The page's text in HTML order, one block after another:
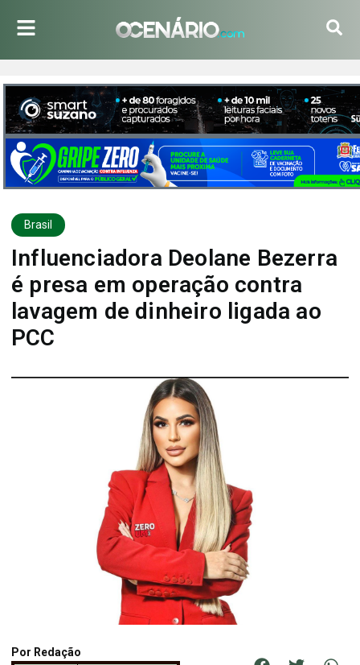
Brasil
Influenciadora Deolane Bezerra
é presa em operação contra
lavagem de dinheiro ligada ao
PCC
Por Redação